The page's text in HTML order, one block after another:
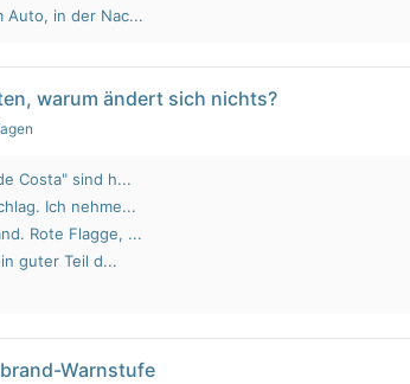
Auto, in der Nac...
warum ändert sich nichts?
Costa" sind h...
Ich nehme...
Rote Flagge, ...
guter Teil d...
Warnstufe